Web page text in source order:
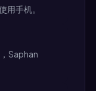
用手机。
Saphan